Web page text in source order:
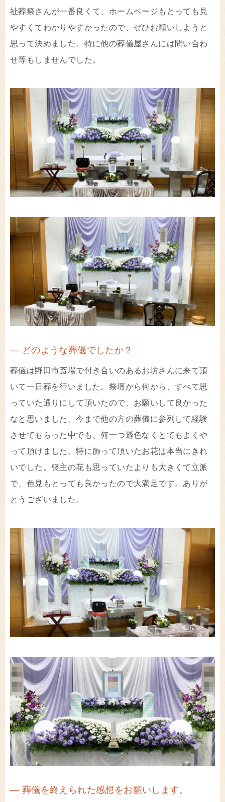
祉葬祭さんが一番良くて、ホームページもとっても見
やすくてわかりやすかったので、ぜひお願いしようと
思って決めました。特に他の葬儀屋さんには問い合わ
せ等もしませんでした。
― どのような葬儀でしたか？
葬儀は野田市斎場で付き合いのあるお坊さんに来て頂
いて一日葬を行いました。祭壇から何から、すべて思
っていた通りにして頂いたので、お願いして良かった
なと思いました。今まで他の方の葬儀に参列して経験
させてもらった中でも、何一つ遜色なくとてもよくや
って頂けました。特に飾って頂いたお花は本当にきれ
いでした。喪主の花も思っていたよりも大きくて立派
で、色見もとっても良かったので大満足です。ありが
とうございました。
― 葬儀を終えられた感想をお願いします。